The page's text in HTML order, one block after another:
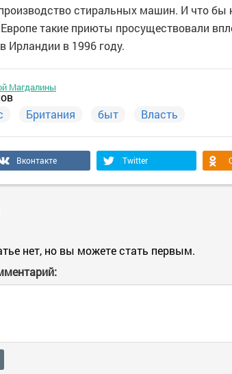
стиральных машин. И что бы
такие приюты просуществовали
Ирландии в 1996 году.
Магдалины
Британия быт Власть
Вконтакте Twitter
нет, но вы можете стать первым.